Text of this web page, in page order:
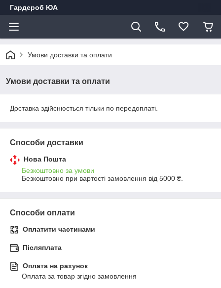
Гардероб ЮА
Умови доставки та оплати
Умови доставки та оплати
Доставка здійснюється тільки по передоплаті.
Способи доставки
Нова Пошта
Безкоштовно за умови
Безкоштовно при вартості замовлення від 5000 ₴.
Способи оплати
Оплатити частинами
Післяплата
Оплата на рахунок
Оплата за товар згідно замовлення